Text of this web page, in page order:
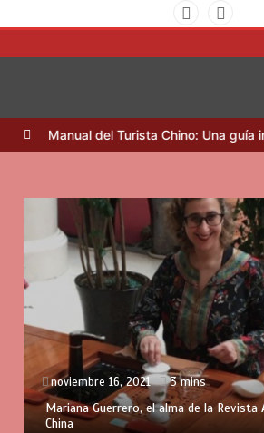
al
contenido
Manual del Turista Chino: Una guía
noviembre 16, 2021 3 mins
Mariana Guerrero, el alma de la Revista
China